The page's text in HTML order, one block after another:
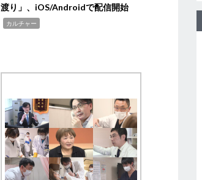
渡り」、iOS/Androidで配信開始
カルチャー